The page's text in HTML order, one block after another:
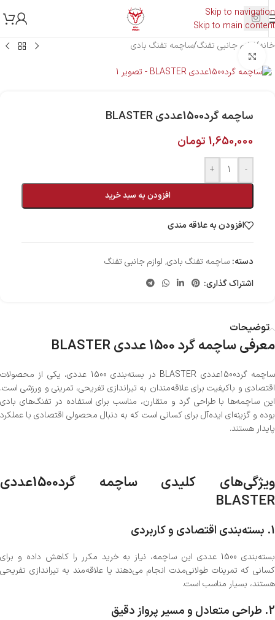
Skip to navigation
Skip to main content
خانه/لوازم جانبی تفنگ/ساچمه تفنگ بادی
ساچمه گرد‌1500عددی BLASTER
1,650,000 تومان
-
+
افزودن به سبد خرید
افزودن به علاقه مندی
دسته: ساچمه تفنگ بادی, لوازم جانبی تفنگ
اشتراک گذاری:
توضیحات
معرفی ساچمه گرد 1500 عددی BLASTER
ساچمه گرد‌1500عددی BLASTER در بسته‌بندی 1500 عددی، یکی از محصولات
اقتصادی و باکیفیت برای علاقه‌مندان به تیراندازی تفریحی، تمرینی و ورزشی است.
این ساچمه‌ها با طراحی گرد و متقارن، مناسب برای استفاده در تفنگ‌های بادی
بوده و گزینه‌ای ایده‌آل برای کسانی است که به دنبال محصولی اقتصادی با عملکرد
پایدار هستند.
ویژگی‌های کلیدی ساچمه گرد‌1500عددی
BLASTER
1. بسته‌بندی اقتصادی و کاربردی
بسته‌بندی 1500 عددی این ساچمه، نیاز به خرید مکرر را کاهش داده و برای
کسانی که تمرینات طولانی‌مدت انجام می‌دهند یا علاقه‌مند به تیراندازی تفریحی
هستند، بسیار مناسب است.
2. طراحی متعادل و مسیر پرواز دقیق